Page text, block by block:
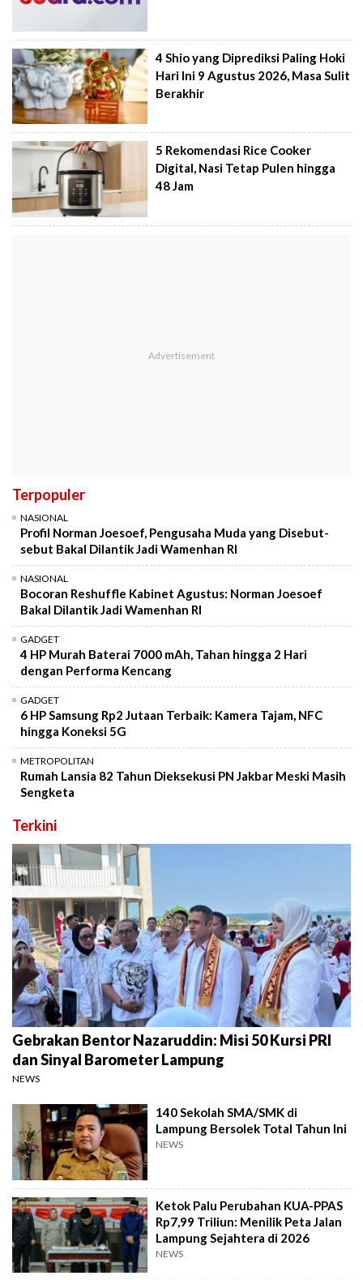
4 Shio yang Diprediksi Paling Hoki
Hari Ini 9 Agustus 2026, Masa Sulit
Berakhir
5 Rekomendasi Rice Cooker
Digital, Nasi Tetap Pulen hingga
48 Jam
Terpopuler
NASIONAL
Profil Norman Joesoef, Pengusaha Muda yang Disebut-
sebut Bakal Dilantik Jadi Wamenhan RI
NASIONAL
Bocoran Reshuffle Kabinet Agustus: Norman Joesoef
Bakal Dilantik Jadi Wamenhan RI
GADGET
4 HP Murah Baterai 7000 mAh, Tahan hingga 2 Hari
dengan Performa Kencang
GADGET
6 HP Samsung Rp2 Jutaan Terbaik: Kamera Tajam, NFC
hingga Koneksi 5G
METROPOLITAN
Rumah Lansia 82 Tahun Dieksekusi PN Jakbar Meski Masih
Sengketa
Terkini
Gebrakan Bentor Nazaruddin: Misi 50 Kursi PRI
dan Sinyal Barometer Lampung
NEWS
140 Sekolah SMA/SMK di
Lampung Bersolek Total Tahun Ini
NEWS
Ketok Palu Perubahan KUA-PPAS
Rp7,99 Triliun: Menilik Peta Jalan
Lampung Sejahtera di 2026
NEWS